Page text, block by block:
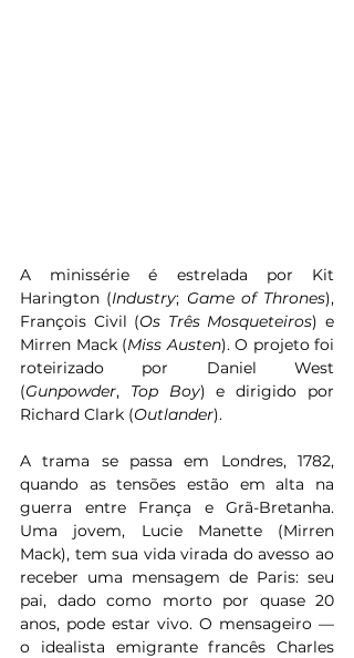
A minissérie é estrelada por Kit
Harington (Industry; Game of Thrones),
François Civil (Os Três Mosqueteiros) e
Mirren Mack (Miss Austen). O projeto foi
roteirizado por Daniel West
(Gunpowder, Top Boy) e dirigido por
Richard Clark (Outlander).
A trama se passa em Londres, 1782,
quando as tensões estão em alta na
guerra entre França e Grã-Bretanha.
Uma jovem, Lucie Manette (Mirren
Mack), tem sua vida virada do avesso ao
receber uma mensagem de Paris: seu
pai, dado como morto por quase 20
anos, pode estar vivo. O mensageiro —
o idealista emigrante francês Charles